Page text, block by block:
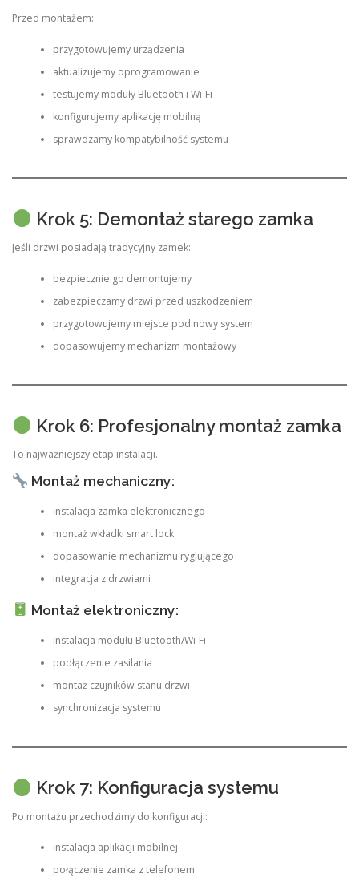
Przed montażem:
przygotowujemy urządzenia
aktualizujemy oprogramowanie
testujemy moduły Bluetooth i Wi-Fi
konfigurujemy aplikację mobilną
sprawdzamy kompatybilność systemu
Krok 5: Demontaż starego zamka
Jeśli drzwi posiadają tradycyjny zamek:
bezpiecznie go demontujemy
zabezpieczamy drzwi przed uszkodzeniem
przygotowujemy miejsce pod nowy system
dopasowujemy mechanizm montażowy
Krok 6: Profesjonalny montaż zamka
To najważniejszy etap instalacji.
Montaż mechaniczny:
instalacja zamka elektronicznego
montaż wkładki smart lock
dopasowanie mechanizmu ryglującego
integracja z drzwiami
Montaż elektroniczny:
instalacja modułu Bluetooth/Wi-Fi
podłączenie zasilania
montaż czujników stanu drzwi
synchronizacja systemu
Krok 7: Konfiguracja systemu
Po montażu przechodzimy do konfiguracji:
instalacja aplikacji mobilnej
połączenie zamka z telefonem